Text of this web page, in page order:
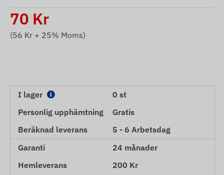
70 Kr
(56 Kr + 25% Moms)
I lager
0 st
Personlig upphämtning
Gratis
Beräknad leverans
5 - 6 Arbetsdag
Garanti
24 månader
Hemleverans
200 Kr